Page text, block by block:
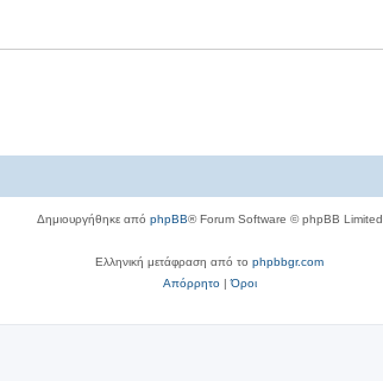
Δημιουργήθηκε από phpBB® Forum Software © phpBB Limited
Ελληνική μετάφραση από το phpbbgr.com
Απόρρητο|Όροι